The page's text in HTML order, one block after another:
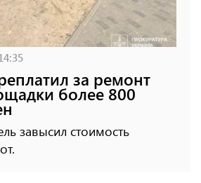
за ремонт
более 800
завысил стоимость